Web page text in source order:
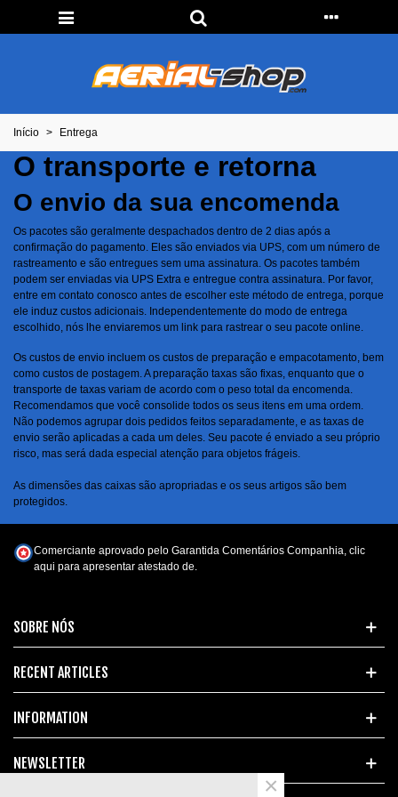
Início > Entrega
O transporte e retorna
O envio da sua encomenda
Os pacotes são geralmente despachados dentro de 2 dias após a
confirmação do pagamento. Eles são enviados via UPS, com um número de
rastreamento e são entregues sem uma assinatura. Os pacotes também
podem ser enviadas via UPS Extra e entregue contra assinatura. Por favor,
entre em contato conosco antes de escolher este método de entrega, porque
ele induz custos adicionais. Independentemente do modo de entrega
escolhido, nós lhe enviaremos um link para rastrear o seu pacote online.
Os custos de envio incluem os custos de preparação e empacotamento, bem
como custos de postagem. A preparação taxas são fixas, enquanto que o
transporte de taxas variam de acordo com o peso total da encomenda.
Recomendamos que você consolide todos os seus itens em uma ordem.
Não podemos agrupar dois pedidos feitos separadamente, e as taxas de
envio serão aplicadas a cada um deles. Seu pacote é enviado a seu próprio
risco, mas será dada especial atenção para objetos frágeis.
As dimensões das caixas são apropriadas e os seus artigos são bem
protegidos.
SOBRE NÓS
RECENT ARTICLES
INFORMATION
NEWSLETTER
Comerciante aprovado pelo Garantida Comentários Companhia, clic
aqui para apresentar atestado de.
×